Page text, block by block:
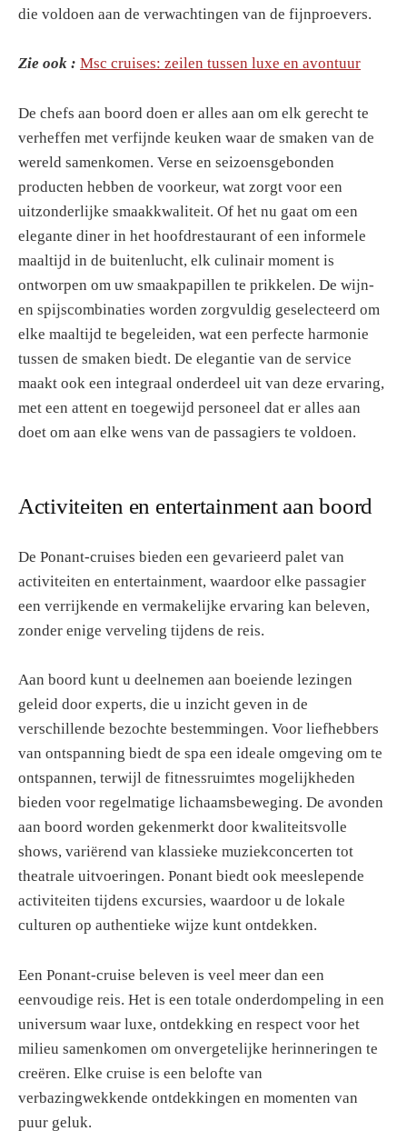
die voldoen aan de verwachtingen van de fijnproevers.
Zie ook : Msc cruises: zeilen tussen luxe en avontuur
De chefs aan boord doen er alles aan om elk gerecht te
verheffen met verfijnde keuken waar de smaken van de
wereld samenkomen. Verse en seizoensgebonden
producten hebben de voorkeur, wat zorgt voor een
uitzonderlijke smaakkwaliteit. Of het nu gaat om een
elegante diner in het hoofdrestaurant of een informele
maaltijd in de buitenlucht, elk culinair moment is
ontworpen om uw smaakpapillen te prikkelen. De wijn-
en spijscombinaties worden zorgvuldig geselecteerd om
elke maaltijd te begeleiden, wat een perfecte harmonie
tussen de smaken biedt. De elegantie van de service
maakt ook een integraal onderdeel uit van deze ervaring,
met een attent en toegewijd personeel dat er alles aan
doet om aan elke wens van de passagiers te voldoen.
Activiteiten en entertainment aan boord
De Ponant-cruises bieden een gevarieerd palet van
activiteiten en entertainment, waardoor elke passagier
een verrijkende en vermakelijke ervaring kan beleven,
zonder enige verveling tijdens de reis.
Aan boord kunt u deelnemen aan boeiende lezingen
geleid door experts, die u inzicht geven in de
verschillende bezochte bestemmingen. Voor liefhebbers
van ontspanning biedt de spa een ideale omgeving om te
ontspannen, terwijl de fitnessruimtes mogelijkheden
bieden voor regelmatige lichaamsbeweging. De avonden
aan boord worden gekenmerkt door kwaliteitsvolle
shows, variërend van klassieke muziekconcerten tot
theatrale uitvoeringen. Ponant biedt ook meeslepende
activiteiten tijdens excursies, waardoor u de lokale
culturen op authentieke wijze kunt ontdekken.
Een Ponant-cruise beleven is veel meer dan een
eenvoudige reis. Het is een totale onderdompeling in een
universum waar luxe, ontdekking en respect voor het
milieu samenkomen om onvergetelijke herinneringen te
creëren. Elke cruise is een belofte van
verbazingwekkende ontdekkingen en momenten van
puur geluk.